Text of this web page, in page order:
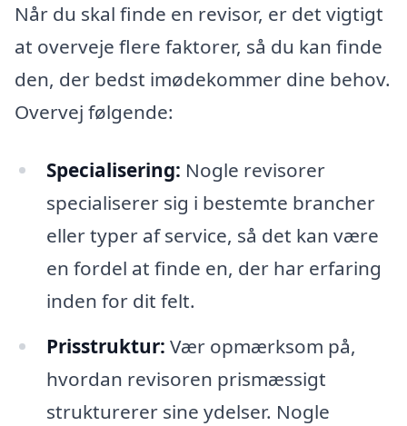
Når du skal finde en revisor, er det vigtigt
at overveje flere faktorer, så du kan finde
den, der bedst imødekommer dine behov.
Overvej følgende:
Specialisering: Nogle revisorer
specialiserer sig i bestemte brancher
eller typer af service, så det kan være
en fordel at finde en, der har erfaring
inden for dit felt.
Prisstruktur: Vær opmærksom på,
hvordan revisoren prismæssigt
strukturerer sine ydelser. Nogle